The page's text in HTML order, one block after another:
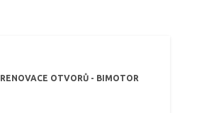
RENOVACE OTVORŮ - BIMOTOR